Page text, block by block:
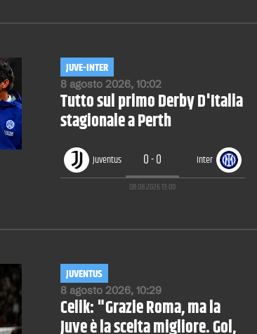
8 agosto 2026, 10:02
JUVE-INTER
Tutto sul primo Derby D'Italia
stagionale a Perth
Juventus 0-0 Inter
08.08.202613:00
8 agosto 2026, 10:29
JUVENTUS
Celik: "Grazie Roma, ma la
Juve è la scelta migliore. Gol,